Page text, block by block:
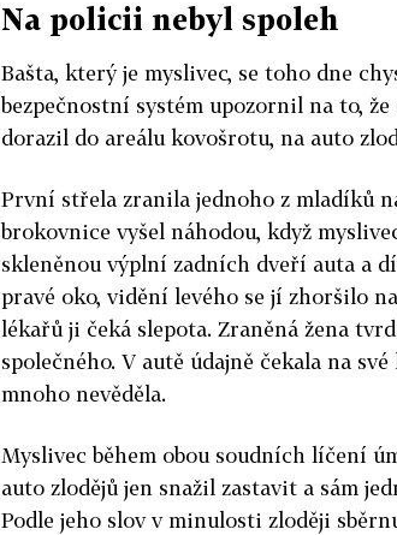
Na policii nebyl spoleh
Bašta, který je myslivec, se toho dne
bezpečnostní systém upozornil na to,
dorazil do areálu kovošrotu, na auto
První střela zranila jednoho z mladíků
brokovnice vyšel náhodou, když
skleněnou výplní zadních dveří auta a
pravé oko, vidění levého se jí zhoršilo
lékařů ji čeká slepota. Zraněná žena
společného. V autě údajně čekala na
mnoho nevěděla.
Myslivec během obou soudních líčení
auto zlodějů jen snažil zastavit a sám
Podle jeho slov v minulosti zloději